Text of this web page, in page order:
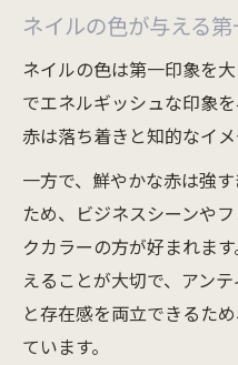
す理由
レッドネイルで
せる
アンティークネ
赤ネイルを活か
上品なレッドネ
影響
自分らしさを引き出
ザイン
ネイルの色が与える
ネイルの色は第一印象を
でエネルギッシュな印象
赤は落ち着きと知的なイ
一方で、鮮やかな赤は強
ため、ビジネスシーンや
クカラーの方が好まれま
えることが大切で、アン
と存在感を両立できるた
ています。